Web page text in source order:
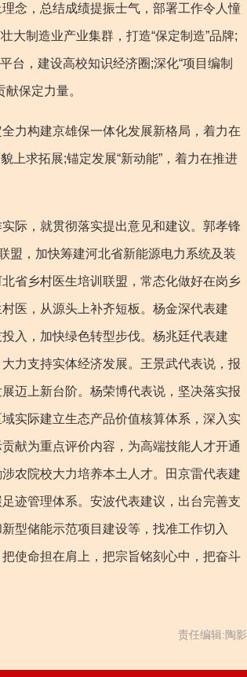
念，总结成绩提振士气，部署工作令人憧
大制造业产业集群，打造“保定制造”品牌;
台，建设高校知识经济圈;深化“项目编制
保定力量。
力构建京雄保一体化发展新格局，着力在
上求拓展;锚定发展“新动能”，着力在推进
际，就贯彻落实提出意见和建议。郭孝锋
盟，加快筹建河北省新能源电力系统及装
省乡村医生培训联盟，常态化做好在岗乡
医，从源头上补齐短板。杨金深代表建
入，加快绿色转型步伐。杨兆廷代表建
力支持实体经济发展。王景武代表说，报
迈上新台阶。杨荣博代表说，坚决落实报
实际建立生态产品价值核算体系，深入实
献为重点评价内容，为高端技能人才开通
农院校大力培养本土人才。田京雷代表建
迹管理体系。安波代表建议，出台完善支
型储能示范项目建设等，找准工作切入
使命担在肩上，把宗旨铭刻心中，把奋斗
责任编辑:陶影